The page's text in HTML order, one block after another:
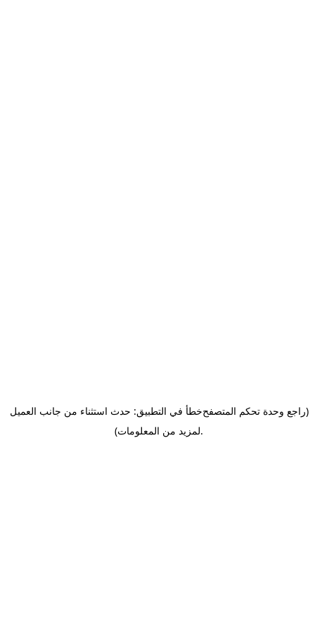
خطأ في التطبيق: حدث استثناء من جانب العميل(راجع وحدة تحكم المتصفح
لمزيد من المعلومات).